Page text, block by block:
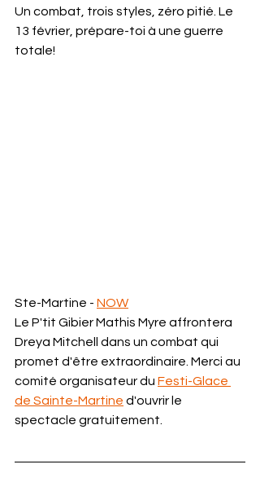
Un combat, trois styles, zéro pitié. Le
13 février, prépare-toi à une guerre
totale!
Ste-Martine - NOW
Le P'tit Gibier Mathis Myre affrontera
Dreya Mitchell dans un combat qui
promet d'être extraordinaire. Merci au
comité organisateur du Festi-Glace
de Sainte-Martine d'ouvrir le
spectacle gratuitement.